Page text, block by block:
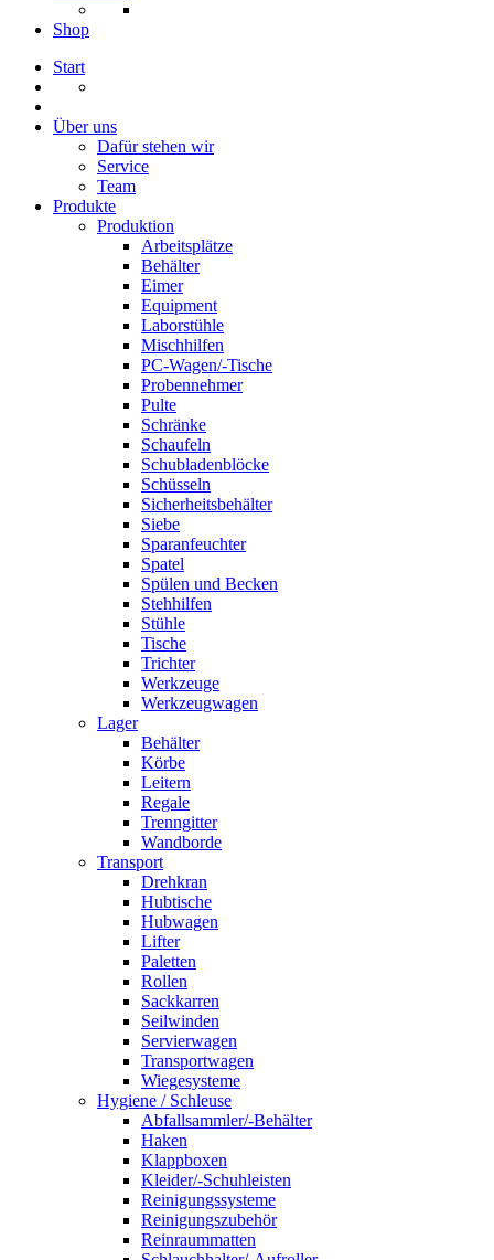
Shop
Start
Über uns
Dafür stehen wir
Service
Team
Produkte
Produktion
Arbeitsplätze
Behälter
Eimer
Equipment
Laborstühle
Mischhilfen
PC-Wagen/-Tische
Probennehmer
Pulte
Schränke
Schaufeln
Schubladenblöcke
Schüsseln
Sicherheitsbehälter
Siebe
Sparanfeuchter
Spatel
Spülen und Becken
Stehhilfen
Stühle
Tische
Trichter
Werkzeuge
Werkzeugwagen
Lager
Behälter
Körbe
Leitern
Regale
Trenngitter
Wandborde
Transport
Drehkran
Hubtische
Hubwagen
Lifter
Paletten
Rollen
Sackkarren
Seilwinden
Servierwagen
Transportwagen
Wiegesysteme
Hygiene / Schleuse
Abfallsammler/-Behälter
Haken
Klappboxen
Kleider/-Schuhleisten
Reinigungssysteme
Reinigungszubehör
Reinraummatten